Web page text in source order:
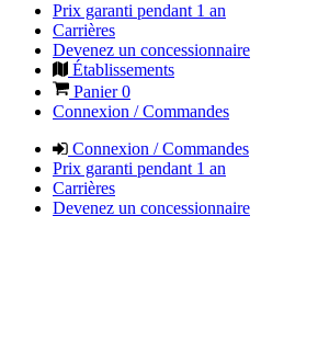
Prix garanti pendant 1 an
Carrières
Devenez un concessionnaire
Établissements
Panier0
Connexion / Commandes
Connexion / Commandes
Prix garanti pendant 1 an
Carrières
Devenez un concessionnaire